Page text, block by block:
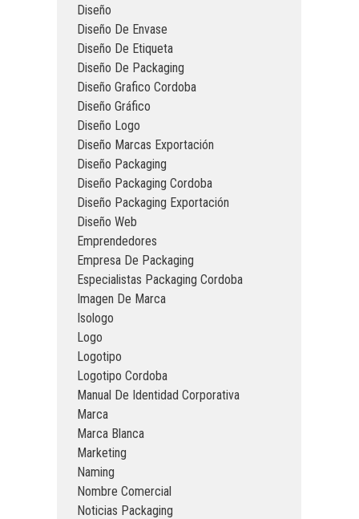
Diseño
Diseño De Envase
Diseño De Etiqueta
Diseño De Packaging
Diseño Grafico Cordoba
Diseño Gráfico
Diseño Logo
Diseño Marcas Exportación
Diseño Packaging
Diseño Packaging Cordoba
Diseño Packaging Exportación
Diseño Web
Emprendedores
Empresa De Packaging
Especialistas Packaging Cordoba
Imagen De Marca
Isologo
Logo
Logotipo
Logotipo Cordoba
Manual De Identidad Corporativa
Marca
Marca Blanca
Marketing
Naming
Nombre Comercial
Noticias Packaging